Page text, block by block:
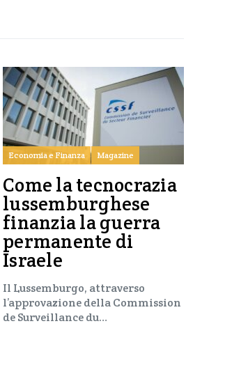
Economia e Finanza Magazine
Come la tecnocrazia
lussemburghese
finanzia la guerra
permanente di
Israele
Il Lussemburgo, attraverso
l’approvazione della Commission
de Surveillance du…